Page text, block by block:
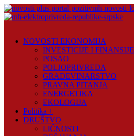
Skip
to
NOVOSTI EKONOMIJA
INVESTICIJE I FINANSIJE
POSAO
POLJOPRIVREDA
GRAĐEVINARSTVO
PRAVNA PITANJA
ENERGETIKA
EKOLOGIJA
Politika +
DRUŠTVO
LIČNOSTI